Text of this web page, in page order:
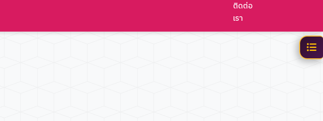
ติดต่อ
เรา